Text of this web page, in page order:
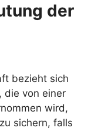
der
bezieht sich
die von einer
wird,
sichern, falls